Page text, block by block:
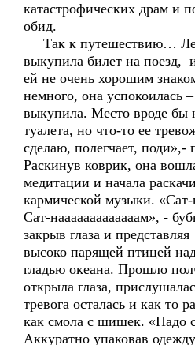
катастрофических драм и
обид.
Так к путешествию…
выкупила билет на поезд,
ей не очень хорошим
немного, она успокоилась
выкупила. Место вроде бы
туалета, но что-то ее
сделаю, полегчает, поди»,-
Раскинув коврик, она
медитации и начала
кармической музыки. «Сат-
Сат-нааааааааааааам», -
закрыв глаза и
высоко парящей птицей
гладью океана. Прошло
открыла глаза,
тревога осталась и как то
как смола с шишек. «Надо
Аккуратно упаковав